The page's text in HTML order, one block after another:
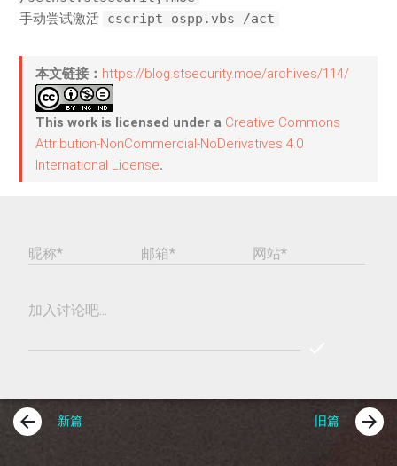
手动尝试激活 cscript ospp.vbs /act
本文链接： https://blog.stsecurity.moe/archives/114/
This work is licensed under a Creative Commons
Attribution-NonCommercial-NoDerivatives 4.0
International License.
昵称* 邮箱* 网站*
加入讨论吧...
arrow_back 新篇 旧篇 arrow_forward